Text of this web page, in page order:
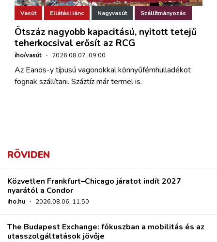
Vasút Ellátási lánc Nagyvasút Szállítmányozás
Ötszáz nagyobb kapacitású, nyitott tetejű
teherkocsival erősít az RCG
iho/vasút · 2026.08.07. 09:00
Az Eanos-y típusú vagonokkal könnyűfémhulladékot
fognak szállítani. Száztíz már termel is.
RÖVIDEN
Közvetlen Frankfurt–Chicago járatot indít 2027
nyarától a Condor
iho.hu · 2026.08.06. 11:50
The Budapest Exchange: fókuszban a mobilitás és az
utasszolgáltatások jövője